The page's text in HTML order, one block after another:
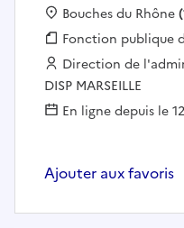
Localisation :
Bouches du Rhône
Fonction publique :
Fonction publique
Employeur :
Direction de
DISP MARSEILLE
En ligne depuis le
Ajouter aux favoris